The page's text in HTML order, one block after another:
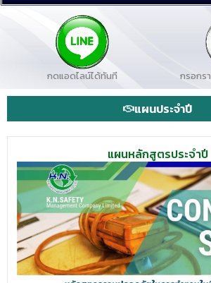
กดแอดไลน์ได้ทันที กรอกร
แผนประจำปี
แผนหลักสูตรประจำปี